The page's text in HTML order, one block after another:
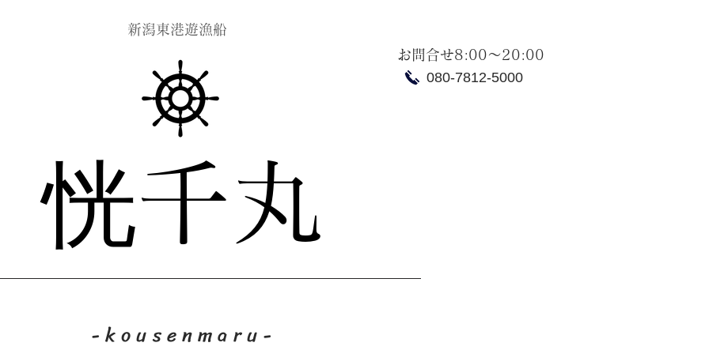
​新潟東港遊漁船
恍千丸
080-7812-5000
お問合せ8:00～20:00
-kousenmaru-